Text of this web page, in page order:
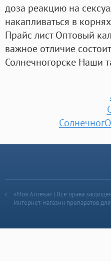
доза реакцию на
накапливаться в
Прайс лист Оптовый
важное отличие
Солнечногорске Наши
«Моя Аптека» | Все права
Интернет-магазин препаратов